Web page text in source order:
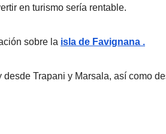
en turismo sería rentable.
sobre la isla de Favignana .
Trapani y Marsala, así como